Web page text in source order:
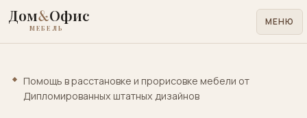
Дом&Офис
МЕБЕЛЬ
МЕНЮ
Для
дома
Помощь в расстановке и прорисовке мебели от
Дипломированных штатных дизайнов